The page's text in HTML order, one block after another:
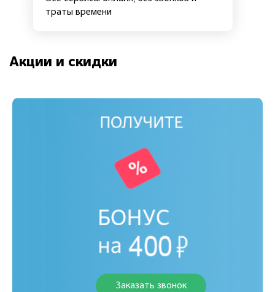
траты времени
Акции и скидки
Заказать звонок